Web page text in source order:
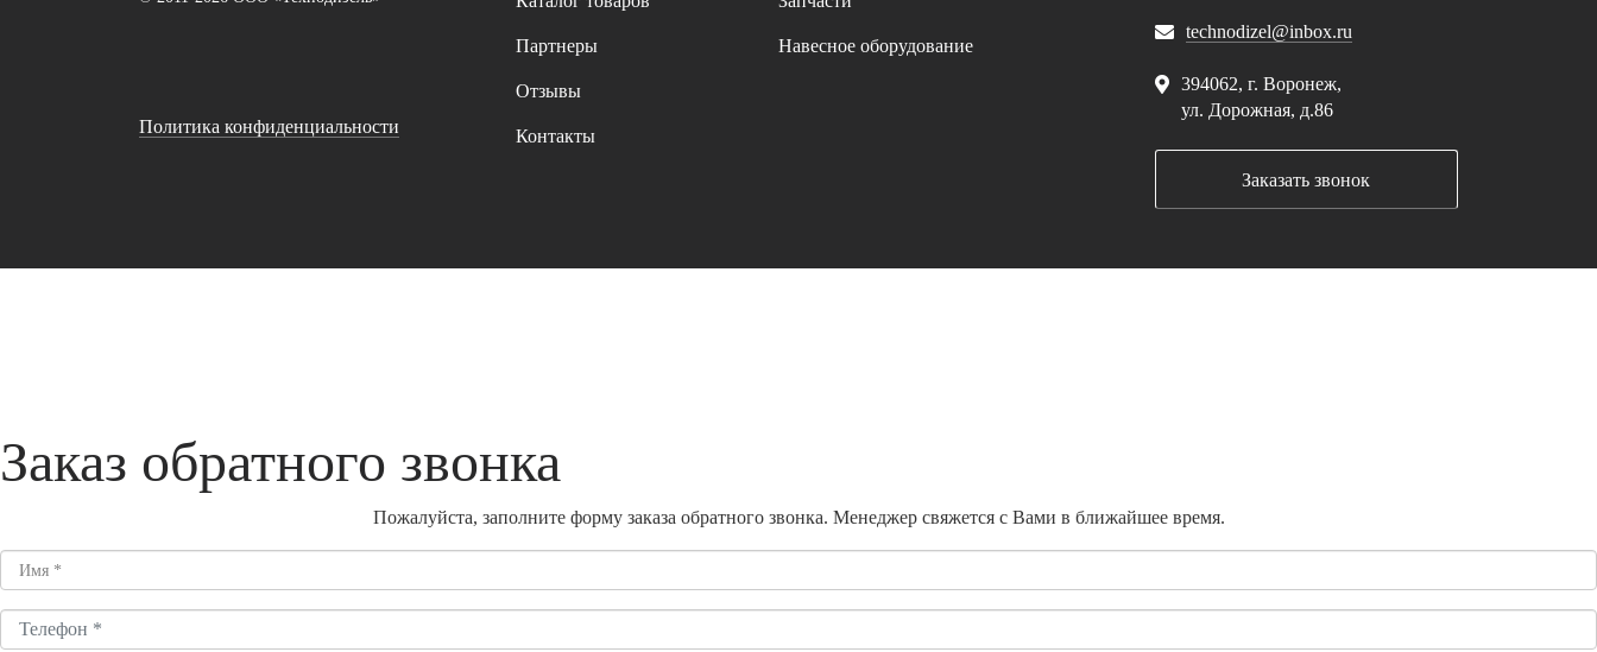
Политика конфиденциальности
Партнеры
Отзывы
Контакты
Навесное оборудование
technodizel@inbox.ru
394062, г. Воронеж,
ул. Дорожная, д.86
Заказать звонок
Заказ обратного звонка
Пожалуйста, заполните форму заказа обратного звонка. Менеджер свяжется с Вами в ближайшее время.